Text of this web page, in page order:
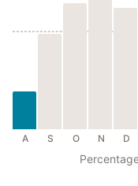
A S O N D